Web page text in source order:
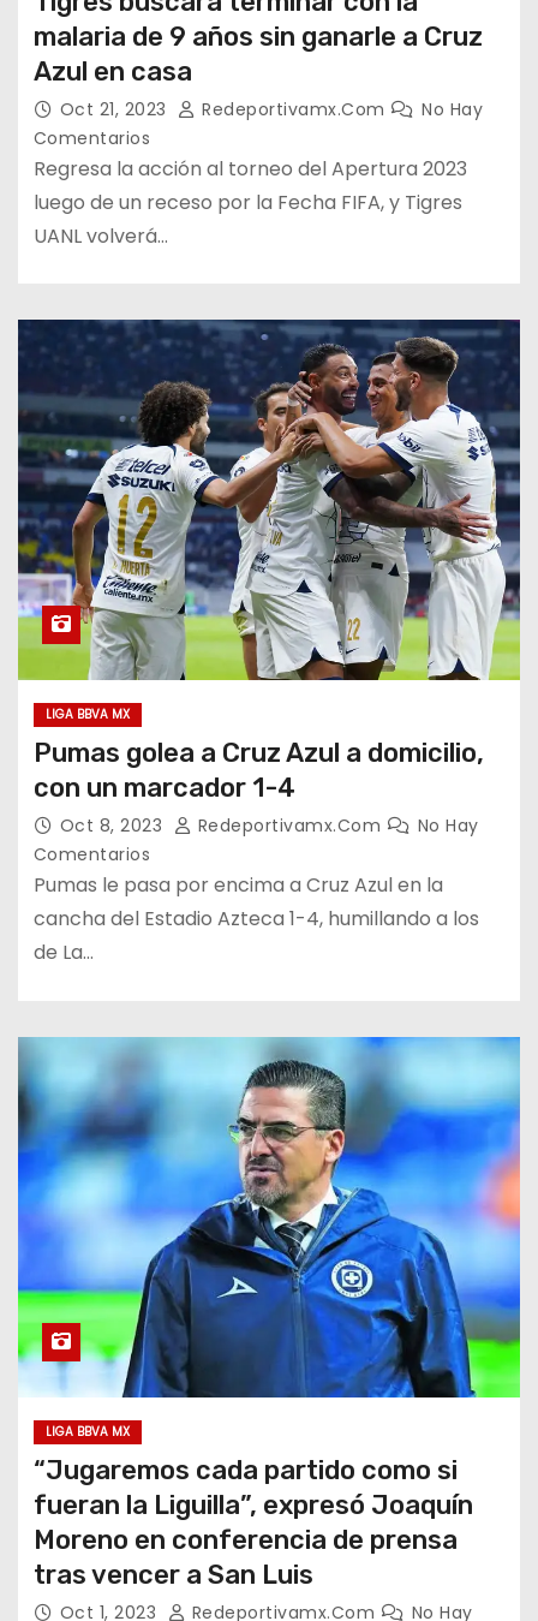
malaria de 9 años sin ganarle a Cruz
Azul en casa
Oct 21, 2023 Redeportivamx.com
No Hay
Comentarios
Regresa la acción al torneo del Apertura 2023
luego de un receso por la Fecha FIFA, y Tigres
UANL volverá…
LIGA BBVA MX
Pumas golea a Cruz Azul a domicilio,
con un marcador 1-4
Oct 8, 2023 Redeportivamx.com
No Hay
Comentarios
Pumas le pasa por encima a Cruz Azul en la
cancha del Estadio Azteca 1-4, humillando a los
de La…
LIGA BBVA MX
“Jugaremos cada partido como si
fueran la Liguilla”, expresó Joaquín
Moreno en conferencia de prensa
tras vencer a San Luis
Oct 1, 2023 Redeportivamx.com
No Hay